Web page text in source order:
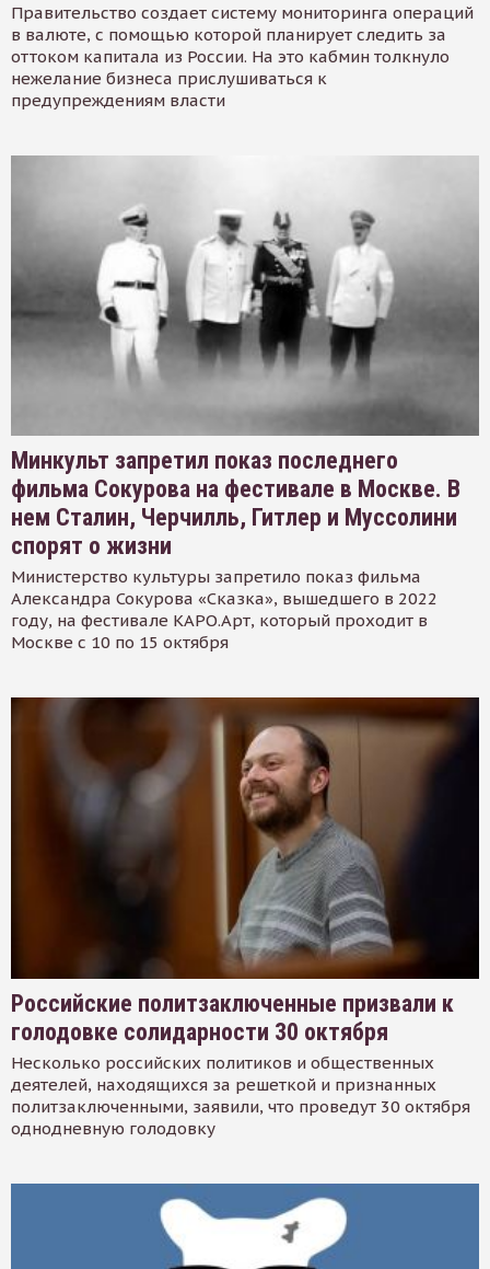
Правительство создает систему мониторинга операций
в валюте, с помощью которой планирует следить за
оттоком капитала из России. На это кабмин толкнуло
нежелание бизнеса прислушиваться к
предупреждениям власти
Минкульт запретил показ последнего
фильма Сокурова на фестивале в Москве. В
нем Сталин, Черчилль, Гитлер и Муссолини
спорят о жизни
Министерство культуры запретило показ фильма
Александра Сокурова «Сказка», вышедшего в 2022
году, на фестивале КАРО.Арт, который проходит в
Москве с 10 по 15 октября
Российские политзаключенные призвали к
голодовке солидарности 30 октября
Несколько российских политиков и общественных
деятелей, находящихся за решеткой и признанных
политзаключенными, заявили, что проведут 30 октября
однодневную голодовку